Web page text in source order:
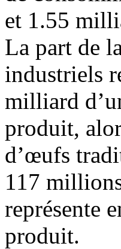
et 1.55
La part de
industriels
milliard
produit,
d’œufs
117
représente
produit.